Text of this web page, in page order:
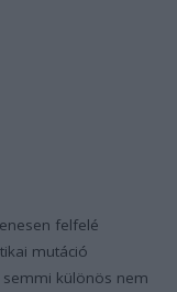
felfelé
mutáció
semmi különös nem